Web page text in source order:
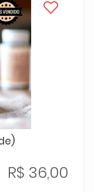
R$ 36,00